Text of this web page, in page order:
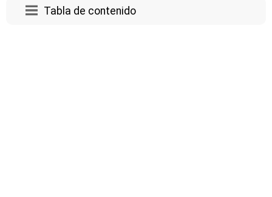
Tabla de contenido